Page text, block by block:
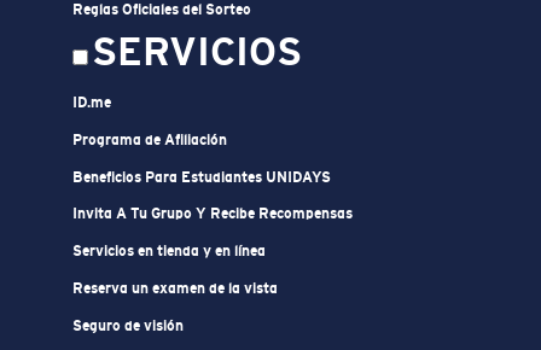
Reglas Oficiales del Sorteo
SERVICIOS
ID.me
Programa de Afiliación
Beneficios Para Estudiantes UNIDAYS
Invita A Tu Grupo Y Recibe Recompensas
Servicios en tienda y en línea
Reserva un examen de la vista
Seguro de visión